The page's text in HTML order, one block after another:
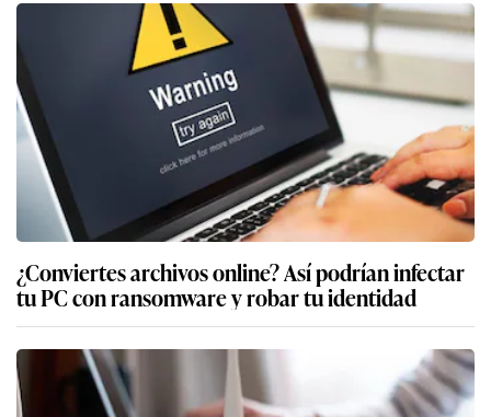
¿Conviertes archivos online? Así podrían infectar
tu PC con ransomware y robar tu identidad